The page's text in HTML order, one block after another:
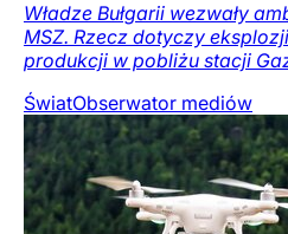
Władze Bułgarii wezwały
MSZ. Rzecz dotyczy
produkcji w pobliżu stacji
ŚwiatObserwator mediów